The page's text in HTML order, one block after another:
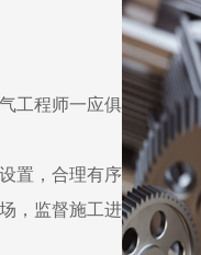
工程师一应俱
置，合理有序
，监督施工进